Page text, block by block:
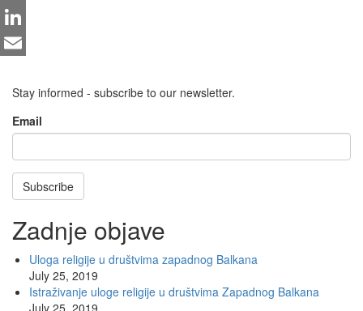
Twitter
LinkedIn
Stay informed - subscribe to our newsletter.
Email
Subscribe
Zadnje objave
Uloga religije u društvima zapadnog Balkana
July 25, 2019
Istraživanje uloge religije u društvima Zapadnog Balkana
July 25, 2019